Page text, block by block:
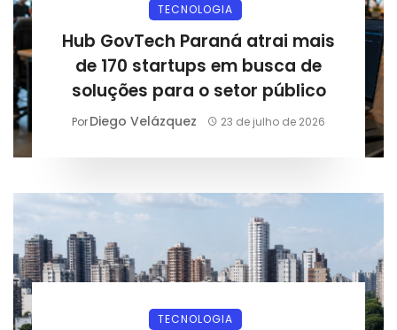
TECNOLOGIA
Hub GovTech Paraná atrai mais
de 170 startups em busca de
soluções para o setor público
PorDiego Velázquez 23 de julho de 2026
TECNOLOGIA